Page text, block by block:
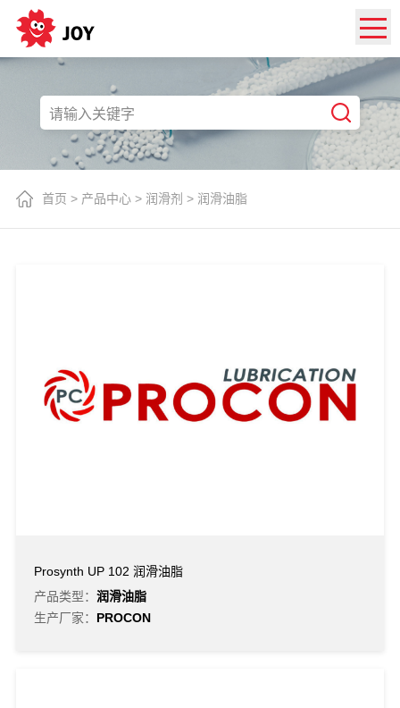
首页 > 产品中心> 润滑剂 > 润滑油脂
Prosynth UP 102 润滑油脂
产品类型： 润滑油脂
生产厂家： PROCON